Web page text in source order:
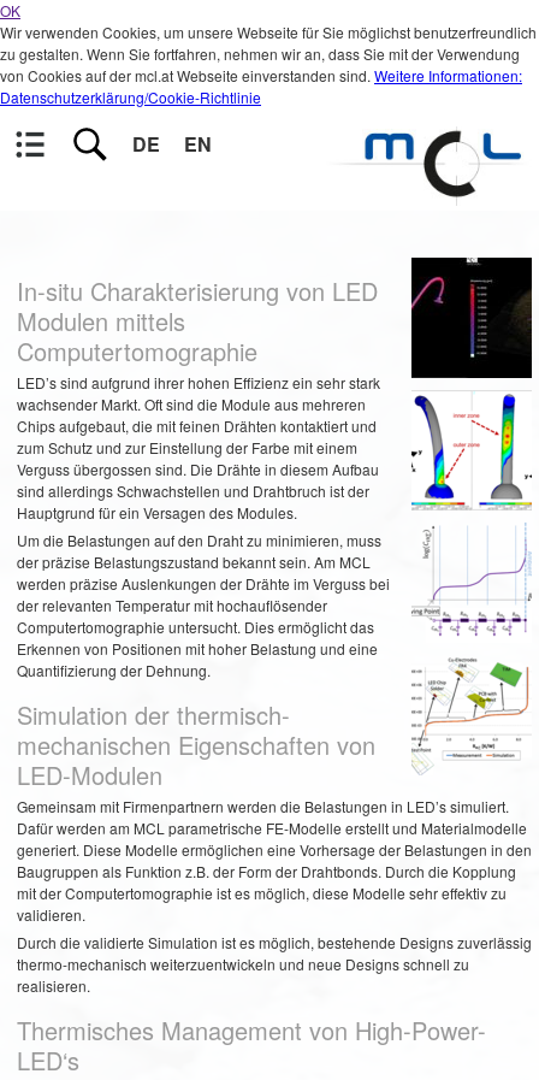
OK
Wir verwenden Cookies, um unsere Webseite für Sie möglichst benutzerfreundlich
zu gestalten. Wenn Sie fortfahren, nehmen wir an, dass Sie mit der Verwendung
von Cookies auf der mcl.at Webseite einverstanden sind. Weitere Informationen:
Datenschutzerklärung/Cookie-Richtlinie
DE EN
In-situ Charakterisierung von LED
Modulen mittels
Computertomographie
LED’s sind aufgrund ihrer hohen Effizienz ein sehr stark
wachsender Markt. Oft sind die Module aus mehreren
Chips aufgebaut, die mit feinen Drähten kontaktiert und
zum Schutz und zur Einstellung der Farbe mit einem
Verguss übergossen sind. Die Drähte in diesem Aufbau
sind allerdings Schwachstellen und Drahtbruch ist der
Hauptgrund für ein Versagen des Modules.
Um die Belastungen auf den Draht zu minimieren, muss
der präzise Belastungszustand bekannt sein. Am MCL
werden präzise Auslenkungen der Drähte im Verguss bei
der relevanten Temperatur mit hochauflösender
Computertomographie untersucht. Dies ermöglicht das
Erkennen von Positionen mit hoher Belastung und eine
Quantifizierung der Dehnung.
Simulation der thermisch-
mechanischen Eigenschaften von
LED-Modulen
Gemeinsam mit Firmenpartnern werden die Belastungen in LED’s simuliert.
Dafür werden am MCL parametrische FE-Modelle erstellt und Materialmodelle
generiert. Diese Modelle ermöglichen eine Vorhersage der Belastungen in den
Baugruppen als Funktion z.B. der Form der Drahtbonds. Durch die Kopplung
mit der Computertomographie ist es möglich, diese Modelle sehr effektiv zu
validieren.
Durch die validierte Simulation ist es möglich, bestehende Designs zuverlässig
thermo-mechanisch weiterzuentwickeln und neue Designs schnell zu
realisieren.
Thermisches Management von High-Power-
LED‘s